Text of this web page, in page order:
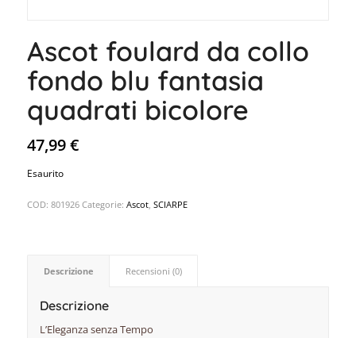
Ascot foulard da collo
fondo blu fantasia
quadrati bicolore
47,99€
Esaurito
COD: 801926 Categorie: Ascot, SCIARPE
Descrizione Recensioni (0)
Descrizione
L’Eleganza senza Tempo